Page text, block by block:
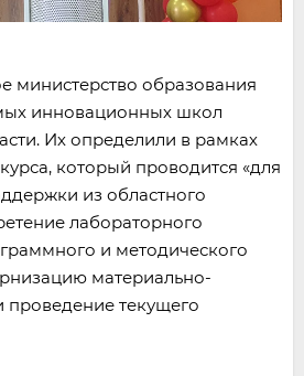
министерство образования
инновационных школ
Их определили в рамках
который проводится «для
из областного
лабораторного
и методического
материально-
проведение текущего